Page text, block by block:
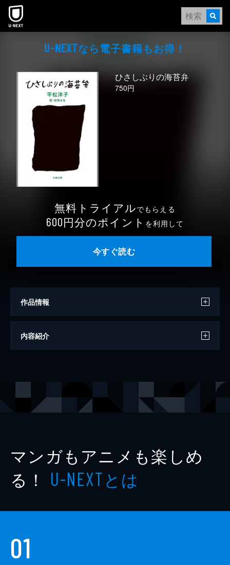
本文へスキップ
U-NEXTなら電⼦書籍もお得！
ひさしぶりの海苔弁
750円
無料トライアルでもらえる
600円分のポイント を利用して
今すぐ読む
作品情報
著者
内容紹介
マンガもアニメも楽しめ
る！ U-NEXTとは
01